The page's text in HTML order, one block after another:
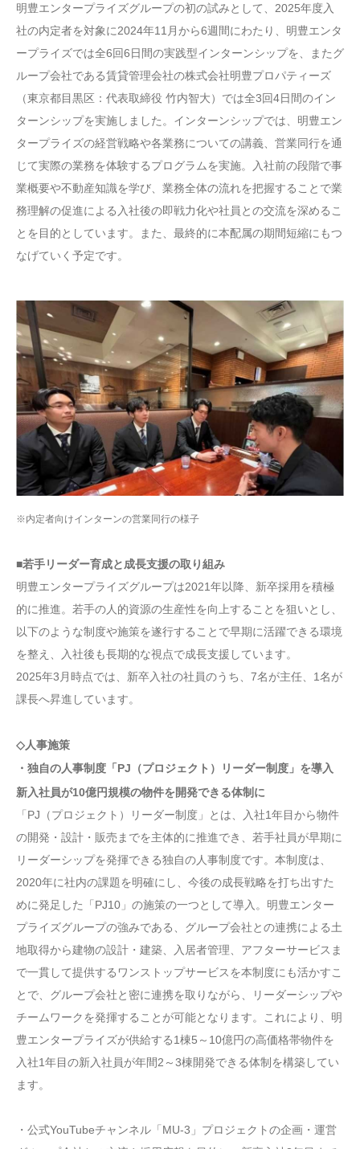
明豊エンタープライズグループの初の試みとして、2025年度入
社の内定者を対象に2024年11月から6週間にわたり、明豊エンタ
ープライズでは全6回6日間の実践型インターンシップを、またグ
ループ会社である賃貸管理会社の株式会社明豊プロパティーズ
（東京都目黒区：代表取締役 竹内智大）では全3回4日間のイン
ターンシップを実施しました。インターンシップでは、明豊エン
タープライズの経営戦略や各業務についての講義、営業同行を通
じて実際の業務を体験するプログラムを実施。入社前の段階で事
業概要や不動産知識を学び、業務全体の流れを把握することで業
務理解の促進による入社後の即戦力化や社員との交流を深めるこ
とを目的としています。また、最終的に本配属の期間短縮にもつ
なげていく予定です。
※内定者向けインターンの営業同行の様子
■若手リーダー育成と成長支援の取り組み
明豊エンタープライズグループは2021年以降、新卒採用を積極
的に推進。若手の人的資源の生産性を向上することを狙いとし、
以下のような制度や施策を遂行することで早期に活躍できる環境
を整え、入社後も長期的な視点で成長支援しています。
2025年3月時点では、新卒入社の社員のうち、7名が主任、1名が
課長へ昇進しています。
◇人事施策
・独自の人事制度「PJ（プロジェクト）リーダー制度」を導入
新入社員が10億円規模の物件を開発できる体制に
「PJ（プロジェクト）リーダー制度」とは、入社1年目から物件
の開発・設計・販売までを主体的に推進でき、若手社員が早期に
リーダーシップを発揮できる独自の人事制度です。本制度は、
2020年に社内の課題を明確にし、今後の成長戦略を打ち出すた
めに発足した「PJ10」の施策の一つとして導入。明豊エンター
プライズグループの強みである、グループ会社との連携による土
地取得から建物の設計・建築、入居者管理、アフターサービスま
で一貫して提供するワンストップサービスを本制度にも活かすこ
とで、グループ会社と密に連携を取りながら、リーダーシップや
チームワークを発揮することが可能となります。これにより、明
豊エンタープライズが供給する1棟5～10億円の高価格帯物件を
入社1年目の新入社員が年間2～3棟開発できる体制を構築してい
ます。
・公式YouTubeチャンネル「MU-3」プロジェクトの企画・運営